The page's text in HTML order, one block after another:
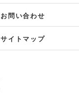
お問い合わせ
サイトマップ